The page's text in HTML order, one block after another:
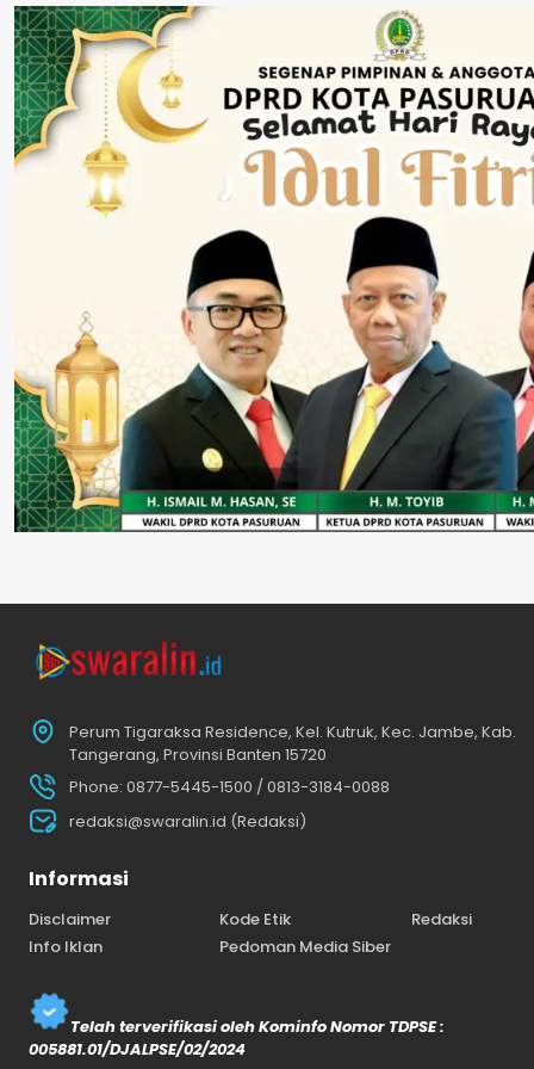
Rokok Ilegal
Perum Tigaraksa Residence, Kel. Kutruk, Kec. Jambe, Kab.
Tangerang, Provinsi Banten 15720
Phone: 0877-5445-1500 / 0813-3184-0088
redaksi@swaralin.id (Redaksi)
Informasi
Disclaimer Kode Etik
Redaksi
Info Iklan
Pedoman Media Siber
Telah terverifikasi oleh Kominfo Nomor TDPSE :
005881.01/DJALPSE/02/2024